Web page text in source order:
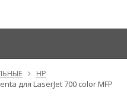
HP
для LaserJet 700 color MFP